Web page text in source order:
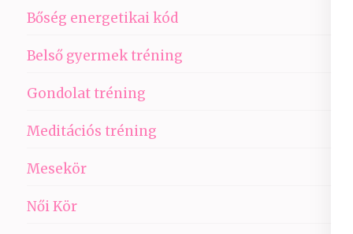
Bőség energetikai kód
Belső gyermek tréning
Gondolat tréning
Meditációs tréning
Mesekör
Női Kör